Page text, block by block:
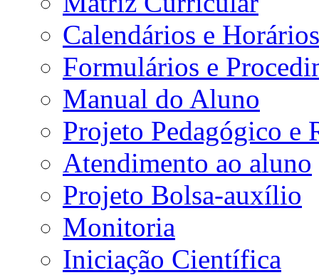
Calendários e Horários
Formulários e
Manual do Aluno
Projeto Pedagógico e
Atendimento ao aluno
Projeto Bolsa-auxílio
Monitoria
Iniciação Científica